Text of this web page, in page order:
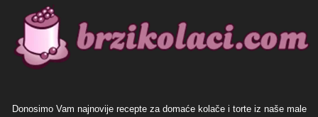
Donosimo Vam najnovije recepte za domaće kolače i torte iz naše male